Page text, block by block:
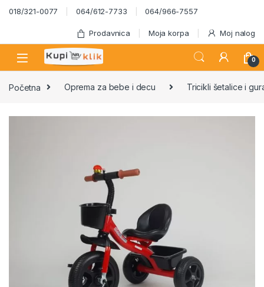
Skip to navigation
Skip to content
018/321-0077 064/612-7733 064/966-7557
Prodavnica Moja korpa Moj nalog
0
Početna Oprema za bebe i decu Tricikli šetalice i